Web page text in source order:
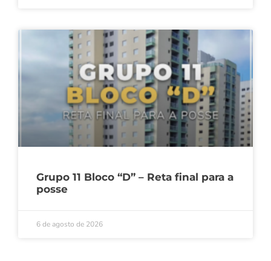
Grupo 11 Bloco “D” – Reta final para a
posse
6 de agosto de 2026